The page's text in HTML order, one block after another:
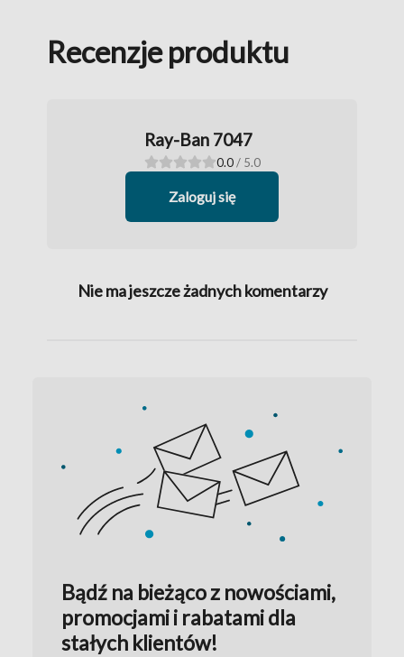
Recenzje produktu
Ray-Ban 7047
0.0/ 5.0
Zaloguj się
Nie ma jeszcze żadnych komentarzy
Bądź na bieżąco z nowościami,
promocjami i rabatami dla
stałych klientów!